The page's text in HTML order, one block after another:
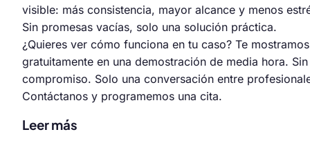
visible: más consistencia, mayor alcance y menos
Sin promesas vacías, solo una solución práctica.
¿Quieres ver cómo funciona en tu caso? Te mostramos
gratuitamente en una demostración de media hora. Sin
compromiso. Solo una conversación entre
Contáctanos y programemos una cita.
Leer más